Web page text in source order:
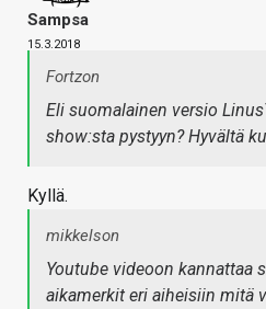
Sampsa
15.3.2018
Fortzon
Eli suomalainen versio
show:sta pystyyn? Hyvältä
Kyllä.
mikkelson
Youtube videoon kannattaa
aikamerkit eri aiheisiin mitä